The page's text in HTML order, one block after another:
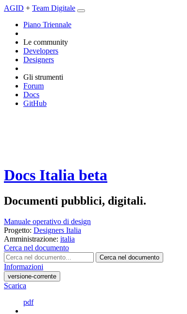
AGID + Team Digitale
Piano Triennale
Le community
Developers
Designers
Gli strumenti
Forum
Docs
GitHub
Docs Italia beta
Documenti pubblici, digitali.
Manuale operativo di design
Progetto: Designers Italia
Amministrazione: italia
Cerca nel documento
Cerca nel documento
Informazioni
versione-corrente
Scarica
pdf